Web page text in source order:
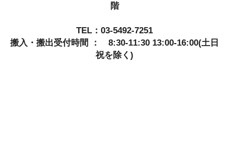
階
TEL：03-5492-7251
搬入・搬出受付時間 ： 8:30-11:30 13:00-16:00(土日
祝を除く)